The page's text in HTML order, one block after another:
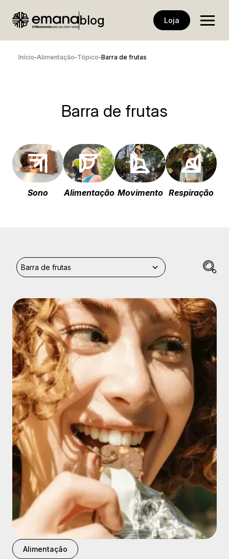
blog Loja
Início-Alimentação-Tópico-Barra de frutas
Barra de frutas
Sono Alimentação Movimento Respiração
Alimentação